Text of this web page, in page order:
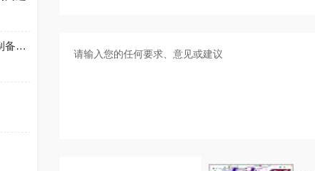
超离心研磨仪广泛应用于物料制备、纳米材料制备等领域